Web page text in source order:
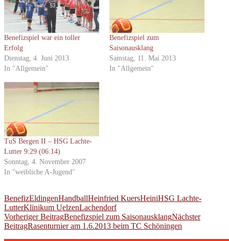
Benefizspiel war ein toller
Erfolg
Dienstag, 4. Juni 2013
In "Allgemein"
Benefizspiel zum
Saisonausklang
Samstag, 11. Mai 2013
In "Allgemein"
TuS Bergen II – HSG Lachte-
Lutter 9:29 (06:14)
Sonntag, 4. November 2007
In "weibliche A-Jugend"
BenefizEldingenHandballHeinfried KuersHeiniHSG Lachte-
LutterKlinikum UelzenLachendorf
Beitragsnavigation
Vorheriger BeitragBenefizspiel zum SaisonausklangNächster
BeitragRasenturnier am 1.6.2013 beim TC Schöningen